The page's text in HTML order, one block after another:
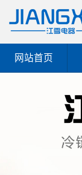
网站首页